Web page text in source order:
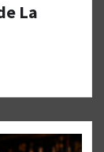
La